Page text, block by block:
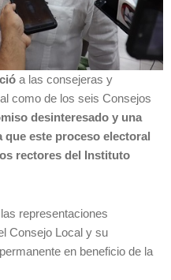
a las consejeras y
como de los seis Consejos
desinteresado y una
que este proceso electoral
rectores del Instituto
representaciones
Consejo Local y su
en beneficio de la